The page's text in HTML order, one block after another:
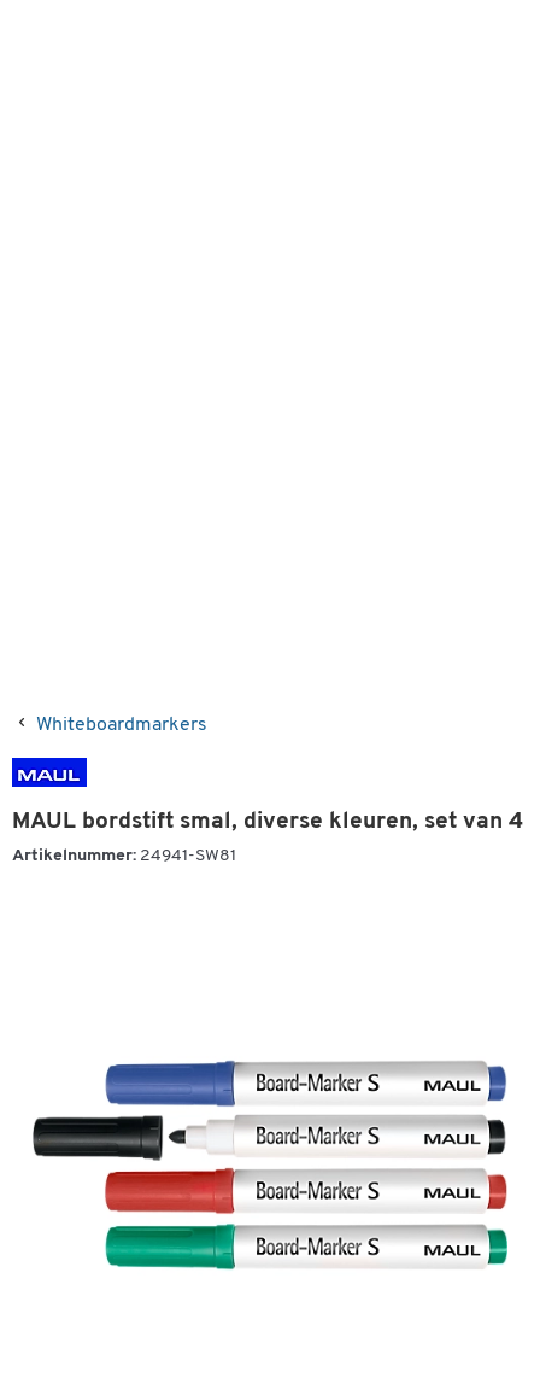
Whiteboardmarkers
MAUL bordstift smal, diverse kleuren, set van 4
Artikelnummer: 24941-SW81